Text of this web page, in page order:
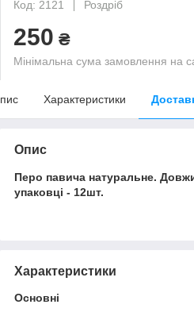
Код: 2121
Роздріб
250 ₴
Мінімальна сума замовлення на
Характеристики
Опис
Перо павича натуральне.
упаковці - 12шт.
Характеристики
Основні